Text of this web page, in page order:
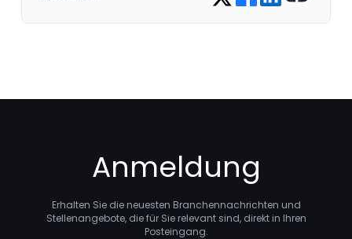
Anmeldung
Erhalten Sie die neuesten Branchennachrichten und
Stellenangebote, die für Sie relevant sind, direkt in Ihren
Posteingang.